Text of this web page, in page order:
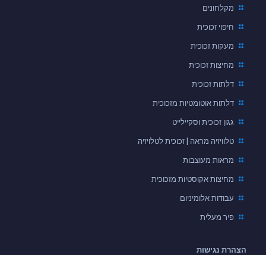
מקלחונים
חיפוי זכוכית
מעקות זכוכית
מחיצות זכוכית
דלתות זכוכית
דלתות אוטומטיות מזכוכית
גגון זכוכית וסקיילייט
טלוויזיה מראה | זכוכית לטלויזיה
מראות מעוצבות
מחיצות אקוסטיות מזכוכית
עבודות אלומיניום
פיר מעלית
הצהרת נגישות